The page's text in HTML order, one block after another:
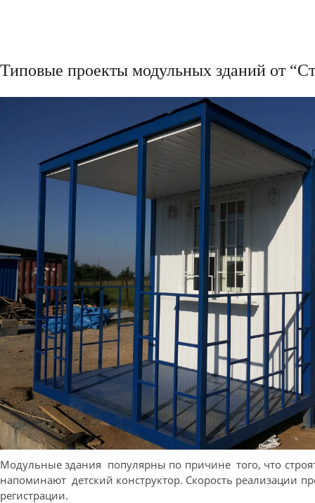
Типовые проекты модульных зданий от
Модульные здания популярны по причине того, что
напоминают детский конструктор. Скорость реализации
регистрации.